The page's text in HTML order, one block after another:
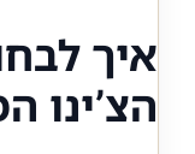
איך
הצ’ינו